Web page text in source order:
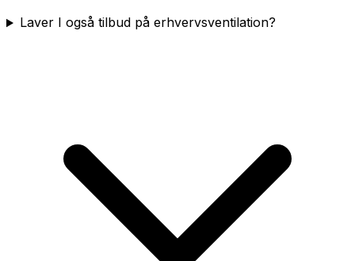
Laver I også tilbud på erhvervsventilation?